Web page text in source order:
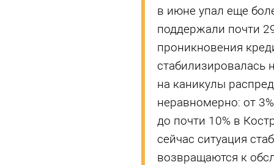
в июне упал еще
поддержали почти
проникновения
стабилизировалась
на каникулы
неравномерно: от
до почти 10% в
сейчас ситуация
возвращаются к